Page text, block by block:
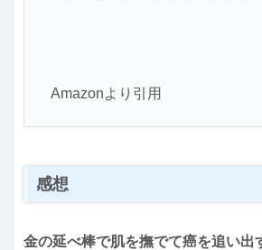
Amazonより引用
感想
金の延べ棒で肌を撫でて癌を追い出